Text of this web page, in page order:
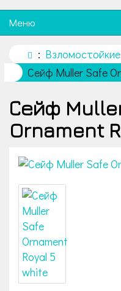
Меню
Сейф Muller Safe
Сейф
Ornament